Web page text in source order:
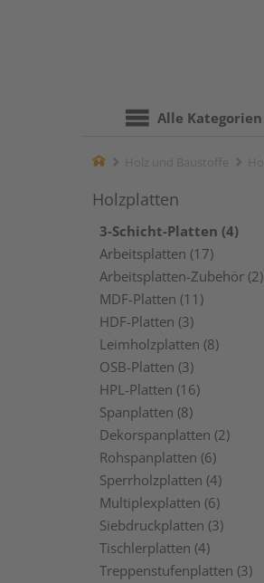
Alle Kategorien
Home
Holzplatten
3-Schicht-Platten (4)
Arbeitsplatten (17)
Arbeitsplatten-Zubehör (2)
MDF-Platten (11)
HDF-Platten (3)
Leimholzplatten (8)
OSB-Platten (3)
HPL-Platten (16)
Spanplatten (8)
Dekorspanplatten (2)
Rohspanplatten (6)
Sperrholzplatten (4)
Multiplexplatten (6)
Siebdruckplatten (3)
Tischlerplatten (4)
Treppenstufenplatten (3)